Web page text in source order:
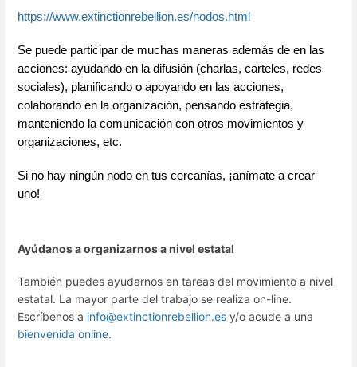
https://www.extinctionrebellion.es/nodos.html
Se puede participar de muchas maneras además de en las
acciones: ayudando en la difusión (charlas, carteles, redes
sociales), planificando o apoyando en las acciones,
colaborando en la organización, pensando estrategia,
manteniendo la comunicación con otros movimientos y
organizaciones, etc.
Si no hay ningún nodo en tus cercanías, ¡anímate a crear
uno!
Ayúdanos a organizarnos a nivel estatal
También puedes ayudarnos en tareas del movimiento a nivel
estatal. La mayor parte del trabajo se realiza on-line.
Escríbenos a info@extinctionrebellion.es y/o acude a una
bienvenida online.